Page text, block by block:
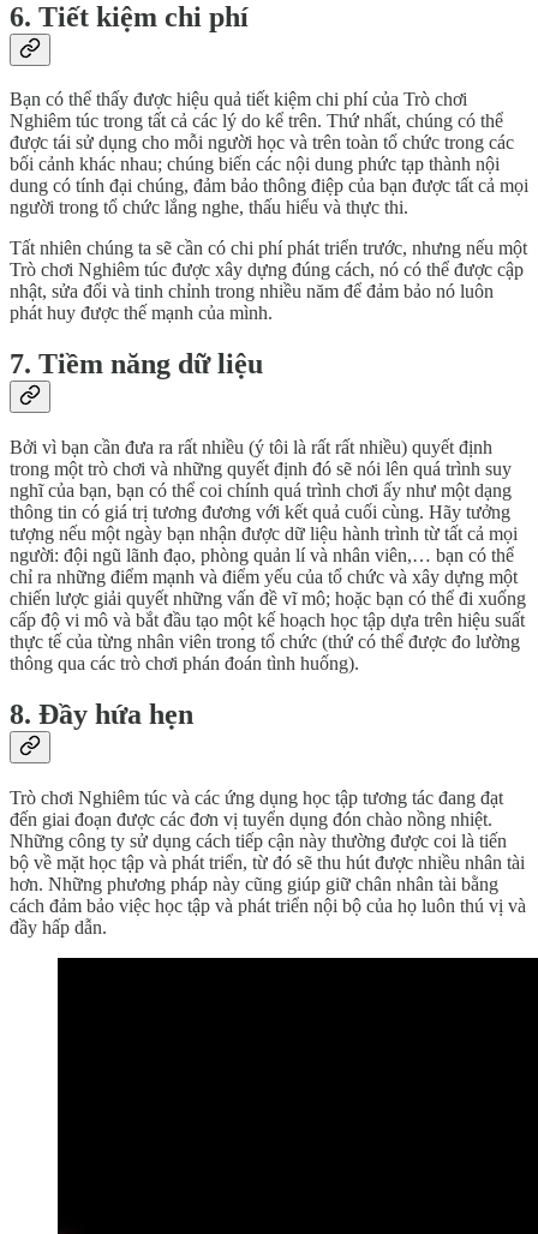
6. Tiết kiệm chi phí
Bạn có thể thấy được hiệu quả tiết kiệm chi phí của Trò chơi
Nghiêm túc trong tất cả các lý do kể trên. Thứ nhất, chúng có thể
được tái sử dụng cho mỗi người học và trên toàn tổ chức trong các
bối cảnh khác nhau; chúng biến các nội dung phức tạp thành nội
dung có tính đại chúng, đảm bảo thông điệp của bạn được tất cả mọi
người trong tổ chức lắng nghe, thấu hiểu và thực thi.
Tất nhiên chúng ta sẽ cần có chi phí phát triển trước, nhưng nếu một
Trò chơi Nghiêm túc được xây dựng đúng cách, nó có thể được cập
nhật, sửa đổi và tinh chỉnh trong nhiều năm để đảm bảo nó luôn
phát huy được thế mạnh của mình.
7. Tiềm năng dữ liệu
Bởi vì bạn cần đưa ra rất nhiều (ý tôi là rất rất nhiều) quyết định
trong một trò chơi và những quyết định đó sẽ nói lên quá trình suy
nghĩ của bạn, bạn có thể coi chính quá trình chơi ấy như một dạng
thông tin có giá trị tương đương với kết quả cuối cùng. Hãy tưởng
tượng nếu một ngày bạn nhận được dữ liệu hành trình từ tất cả mọi
người: đội ngũ lãnh đạo, phòng quản lí và nhân viên,… bạn có thể
chỉ ra những điểm mạnh và điểm yếu của tổ chức và xây dựng một
chiến lược giải quyết những vấn đề vĩ mô; hoặc bạn có thể đi xuống
cấp độ vi mô và bắt đầu tạo một kế hoạch học tập dựa trên hiệu suất
thực tế của từng nhân viên trong tổ chức (thứ có thể được đo lường
thông qua các trò chơi phán đoán tình huống).
8. Đầy hứa hẹn
Trò chơi Nghiêm túc và các ứng dụng học tập tương tác đang đạt
đến giai đoạn được các đơn vị tuyển dụng đón chào nồng nhiệt.
Những công ty sử dụng cách tiếp cận này thường được coi là tiến
bộ về mặt học tập và phát triển, từ đó sẽ thu hút được nhiều nhân tài
hơn. Những phương pháp này cũng giúp giữ chân nhân tài bằng
cách đảm bảo việc học tập và phát triển nội bộ của họ luôn thú vị và
đầy hấp dẫn.